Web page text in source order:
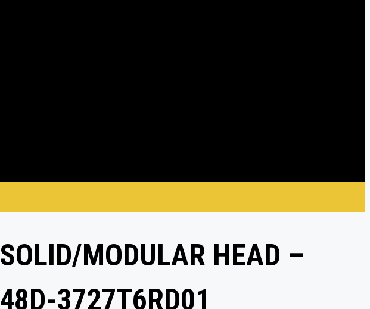
SOLID/MODULAR HEAD –
48D-3727T6RD01